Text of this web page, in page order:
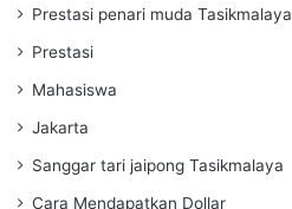
Prestasi penari muda Tasikmalaya
Prestasi
Mahasiswa
Jakarta
Sanggar tari jaipong Tasikmalaya
Cara Mendapatkan Dollar